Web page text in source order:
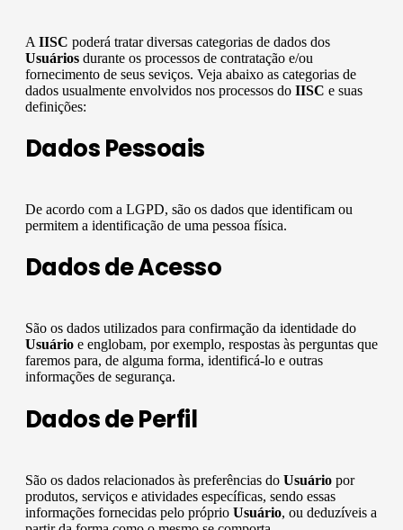
A IISC poderá tratar diversas categorias de dados dos
Usuários durante os processos de contratação e/ou
fornecimento de seus seviços. Veja abaixo as categorias de
dados usualmente envolvidos nos processos do IISC e suas
definições:
Dados Pessoais
De acordo com a LGPD, são os dados que identificam ou
permitem a identificação de uma pessoa física.
Dados de Acesso
São os dados utilizados para confirmação da identidade do
Usuário e englobam, por exemplo, respostas às perguntas que
faremos para, de alguma forma, identificá-lo e outras
informações de segurança.
Dados de Perfil
São os dados relacionados às preferências do Usuário por
produtos, serviços e atividades específicas, sendo essas
informações fornecidas pelo próprio Usuário, ou deduzíveis a